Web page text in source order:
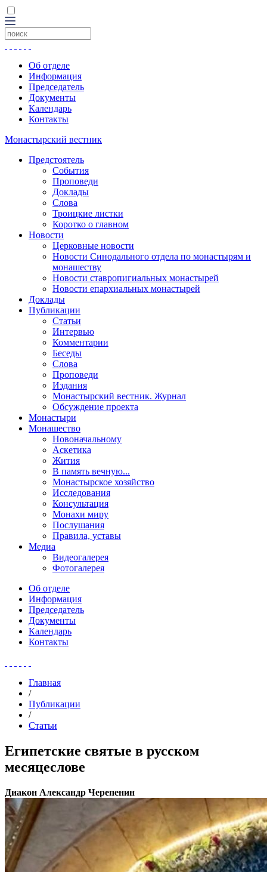
Об отделе
Информация
Председатель
Документы
Календарь
Контакты
Монастырский вестник
Предстоятель
События
Проповеди
Доклады
Слова
Троицкие листки
Коротко о главном
Новости
Церковные новости
Новости Синодального отдела по монастырям и
монашеству
Новости ставропигиальных монастырей
Новости епархиальных монастырей
Доклады
Публикации
Статьи
Интервью
Комментарии
Беседы
Слова
Проповеди
Издания
Монастырский вестник. Журнал
Обсуждение проекта
Монастыри
Монашество
Новоначальному
Аскетика
Жития
В память вечную...
Монастырское хозяйство
Исследования
Консультация
Монахи миру
Послушания
Правила, уставы
Медиа
Видеогалерея
Фотогалерея
Об отделе
Информация
Председатель
Документы
Календарь
Контакты
Главная
/
Публикации
/
Статьи
Египетские святые в русском
месяцеслове
Диакон Александр Черепенин